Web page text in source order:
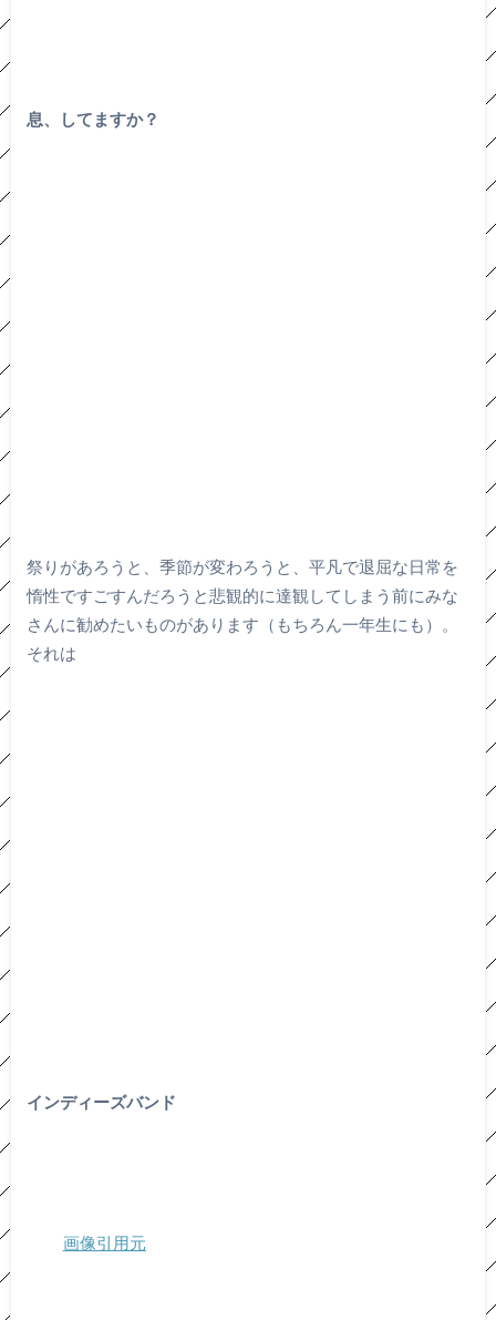
息、してますか？
祭りがあろうと、季節が変わろうと、平凡で退屈な日常を
惰性ですごすんだろうと悲観的に達観してしまう前にみな
さんに勧めたいものがあります（もちろん一年生にも）。
それは
インディーズバンド
画像引用元